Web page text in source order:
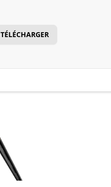
TÉLÉCHARGER